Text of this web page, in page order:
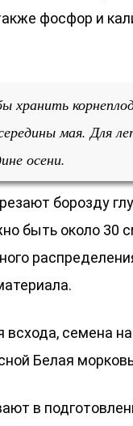
фосфор и
хранить
мая. Для
осени.
борозду
быть около 30
всхода, семена
Белая
в